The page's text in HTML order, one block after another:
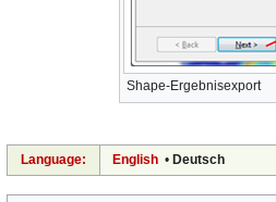
Shape-Ergebnisexport
Language: English • Deutsch